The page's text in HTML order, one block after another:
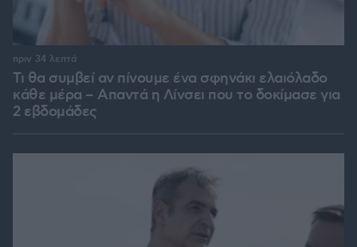
Τι θα συμβεί αν πίνουμε ένα σφηνάκι ελαιόλαδο
κάθε μέρα – Απαντά η Λίνσει που το δοκίμασε για
2 εβδομάδες
πριν 34 λεπτά